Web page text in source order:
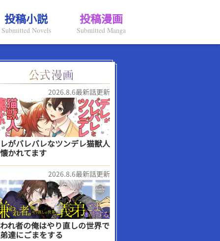
投稿小説
Submitted Novels
投稿漫画
Submitted Manga
2026.8.6最新話更新
がバレバレなツンデレ猫獣人
かれてます
2026.8.6最新話更新
れ者の俺はやり直しの世界で
達にごまをする